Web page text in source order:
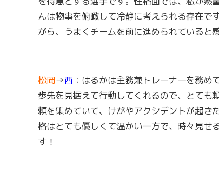
んは物事を俯瞰して冷静に考えられる存在で
がら、うまくチームを前に進められていると
松岡→西 ：はるかは主務兼トレーナーを務
歩先を見据えて行動してくれるので、とても
頼を集めていて、けがやアクシデントが起き
格はとても優しくて温かい一方で、時々見せ
す！